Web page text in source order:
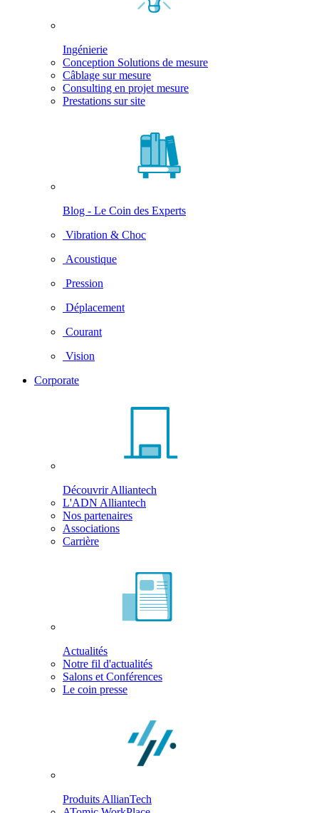
Ingénierie
Conception Solutions de mesure
Câblage sur mesure
Consulting en projet mesure
Prestations sur site
Blog - Le Coin des Experts
Vibration & Choc
Acoustique
Pression
Déplacement
Courant
Vision
Corporate
Découvrir Alliantech
L'ADN Alliantech
Nos partenaires
Associations
Carrière
Actualités
Notre fil d'actualités
Salons et Conférences
Le coin presse
Produits AllianTech